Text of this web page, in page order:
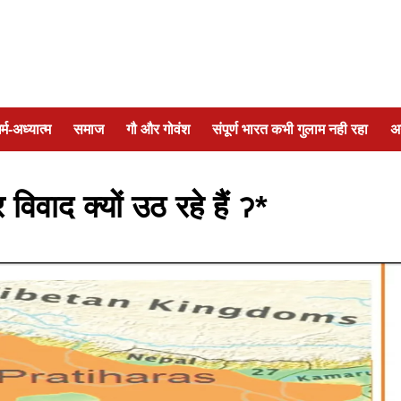
अध्यात्म समाज गौ और गोवंश संपूर्ण भारत कभी गुलाम नही रहा
क्यों उठ रहे हैं ॽ*